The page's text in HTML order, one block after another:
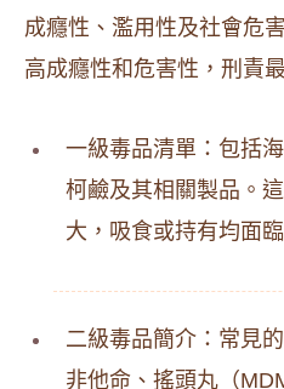
成癮性、濫用性及社會危
高成癮性和危害性，刑責
一級毒品清單：包括
柯鹼及其相關製品。
大，吸食或持有均面臨
二級毒品簡介：常見
非他命、搖頭丸（